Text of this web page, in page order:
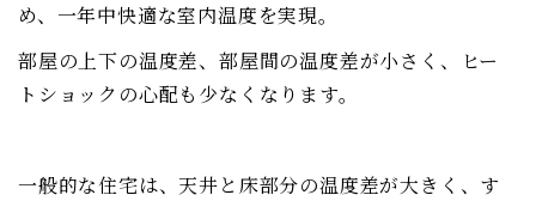
め、一年中快適な室内温度を実現。
部屋の上下の温度差、部屋間の温度差が小さく、ヒー
トショックの心配も少なくなります。
一般的な住宅は、天井と床部分の温度差が大きく、す